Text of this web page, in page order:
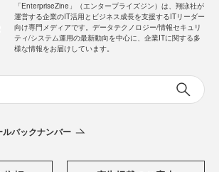
「EnterpriseZine」（エンタープライズジン）は、翔泳社が
運営する企業のIT活用とビジネス成長を支援するITリーダー
向け専門メディアです。データテクノロジー/情報セキュリ
ティ/システム運用の最新動向を中心に、企業ITに関する多
様な情報をお届けしています。
ルバックナンバー